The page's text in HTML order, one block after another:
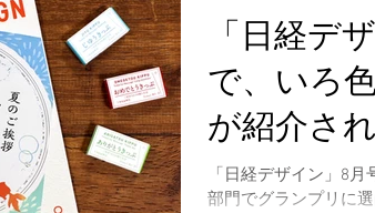
「日経デ
で、いろ
が紹介さ
「日経デザイン」8月
部門でグランプリに